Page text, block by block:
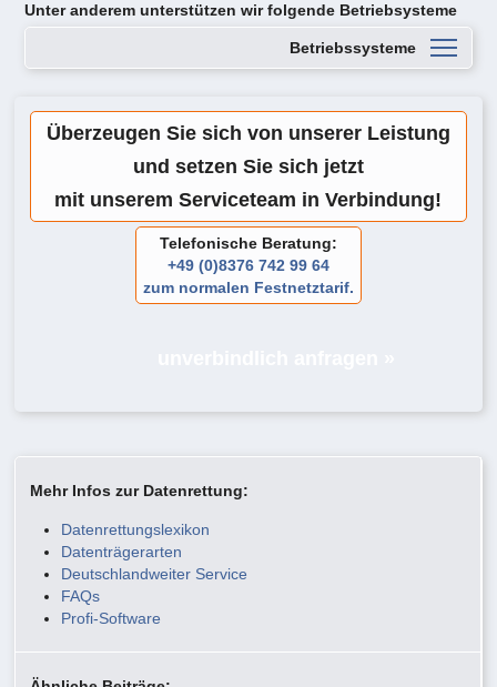
Unter anderem unterstützen wir folgende Betriebsysteme
Betriebssysteme
Überzeugen Sie sich von unserer Leistung
und setzen Sie sich jetzt
mit unserem Serviceteam in Verbindung!
Telefonische Beratung:
+49 (0)8376 742 99 64
zum normalen Festnetztarif.
Mehr Infos zur Datenrettung:
Datenrettungslexikon
Datenträgerarten
Deutschlandweiter Service
FAQs
Profi-Software